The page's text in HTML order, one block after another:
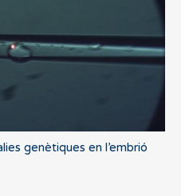
genètiques en l’embrió